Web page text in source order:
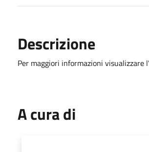
Descrizione
Per maggiori informazioni visualizzare
A cura di